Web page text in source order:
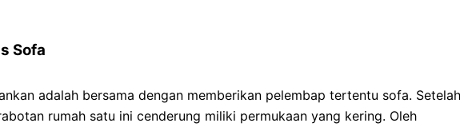
Sofa
adalah bersama dengan memberikan pelembap tertentu sofa. Setelah
rumah satu ini cenderung miliki permukaan yang kering. Oleh